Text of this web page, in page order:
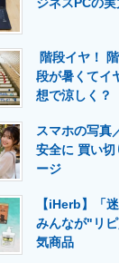
建設×テク
階段イヤ！
段が暑くてイ
想で涼しく？
スマホの写真
安全に 買い切
ージ
【iHerb】「
みんなが"リ
気商品